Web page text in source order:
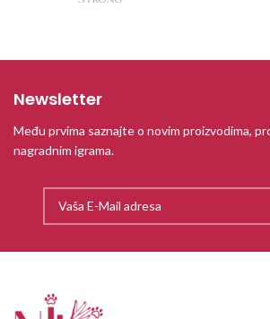
Newsletter
Među prvima saznajte o novim proizvodima,
nagradnim igrama.